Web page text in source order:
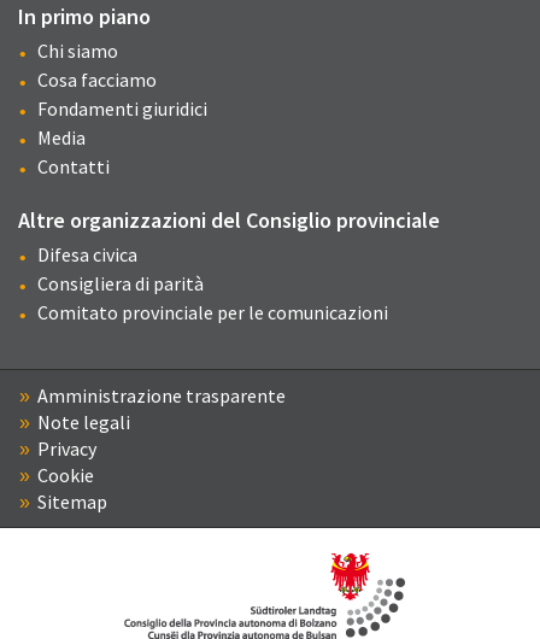
In primo piano
Chi siamo
Cosa facciamo
Fondamenti giuridici
Media
Contatti
Altre organizzazioni del Consiglio provinciale
Difesa civica
Consigliera di parità
Comitato provinciale per le comunicazioni
Amministrazione trasparente
Note legali
Privacy
Cookie
Sitemap